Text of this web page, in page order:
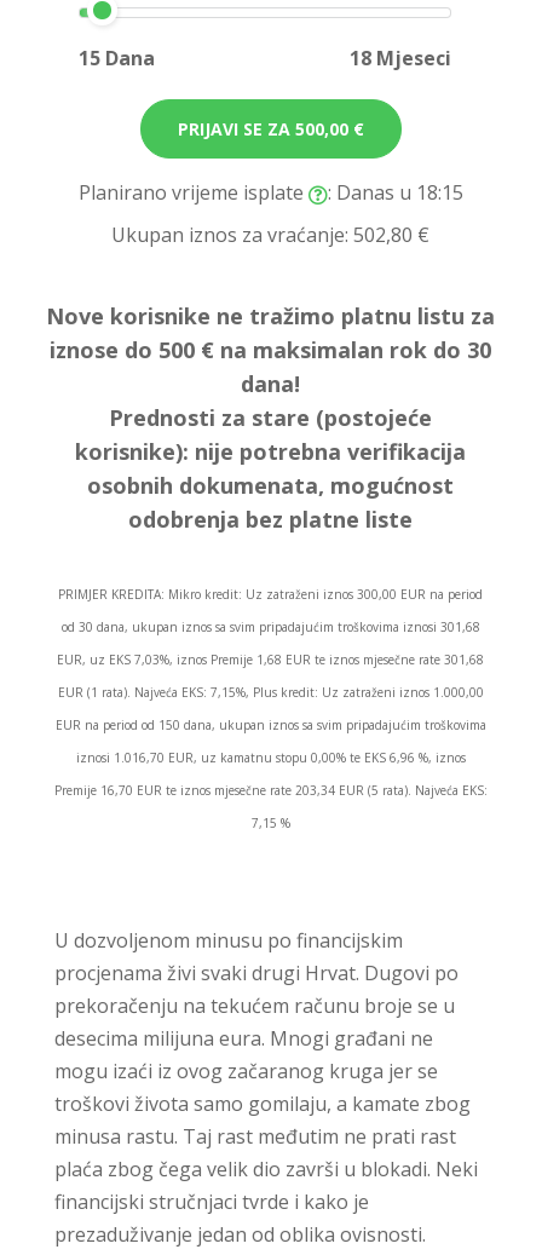
15 Dana 18 Mjeseci
PRIJAVI SE ZA 500,00 €
Planirano vrijeme isplate
: Danas u 18:15
Ukupan iznos za vraćanje:502,80 €
Nove korisnike ne tražimo platnu listu za
iznose do 500 € na maksimalan rok do 30
dana!
Prednosti za stare (postojeće
korisnike): nije potrebna verifikacija
osobnih dokumenata, mogućnost
odobrenja bez platne liste
PRIMJER KREDITA: Mikro kredit: Uz zatraženi iznos 300,00 EUR na period
od 30 dana, ukupan iznos sa svim pripadajućim troškovima iznosi 301,68
EUR, uz EKS 7,03%, iznos Premije 1,68 EUR te iznos mjesečne rate 301,68
EUR (1 rata). Najveća EKS: 7,15%, Plus kredit: Uz zatraženi iznos 1.000,00
EUR na period od 150 dana, ukupan iznos sa svim pripadajućim troškovima
iznosi 1.016,70 EUR, uz kamatnu stopu 0,00% te EKS 6,96 %, iznos
Premije 16,70 EUR te iznos mjesečne rate 203,34 EUR (5 rata). Najveća EKS:
7,15 %
U dozvoljenom minusu po financijskim
procjenama živi svaki drugi Hrvat. Dugovi po
prekoračenju na tekućem računu broje se u
desecima milijuna eura. Mnogi građani ne
mogu izaći iz ovog začaranog kruga jer se
troškovi života samo gomilaju, a kamate zbog
minusa rastu. Taj rast međutim ne prati rast
plaća zbog čega velik dio završi u blokadi. Neki
financijski stručnjaci tvrde i kako je
prezaduživanje jedan od oblika ovisnosti.